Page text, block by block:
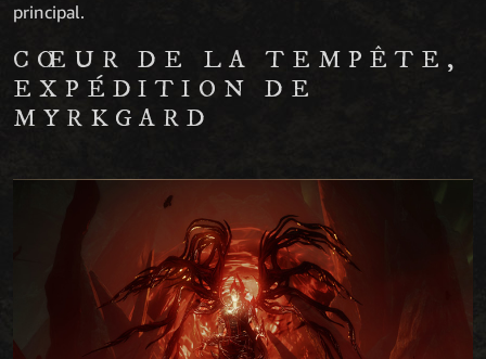
principal.
CŒUR DE LA TEMPÊTE,
EXPÉDITION DE
MYRKGARD